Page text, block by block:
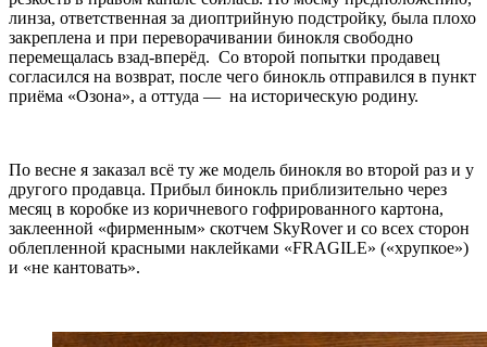
линза, ответственная за диоптрийную подстройку, была плохо
закреплена и при переворачивании бинокля свободно
перемещалась взад-вперёд. Со второй попытки продавец
согласился на возврат, после чего бинокль отправился в пункт
приёма «Озона», а оттуда — на историческую родину.
По весне я заказал всё ту же модель бинокля во второй раз и у
другого продавца. Прибыл бинокль приблизительно через
месяц в коробке из коричневого гофрированного картона,
заклеенной «фирменным» скотчем SkyRover и со всех сторон
облепленной красными наклейками «FRAGILE» («хрупкое»)
и «не кантовать».